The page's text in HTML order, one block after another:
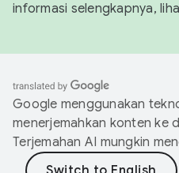
informasi selengkapnya,
Google menggunakan
menerjemahkan konten ke
Terjemahan AI mungkin